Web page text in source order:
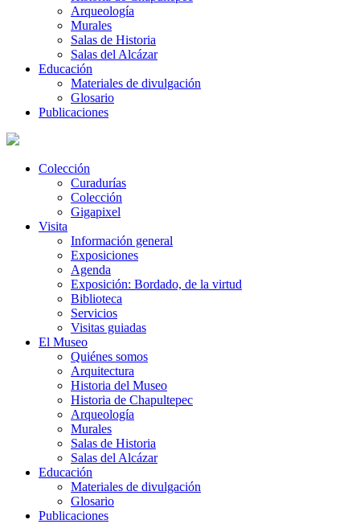
Arqueología
Murales
Salas de Historia
Salas del Alcázar
Educación
Materiales de divulgación
Glosario
Publicaciones
Colección
Curadurías
Colección
Gigapixel
Visita
Información general
Exposiciones
Agenda
Exposición: Bordado, de la virtud
Biblioteca
Servicios
Visitas guiadas
El Museo
Quiénes somos
Arquitectura
Historia del Museo
Historia de Chapultepec
Arqueología
Murales
Salas de Historia
Salas del Alcázar
Educación
Materiales de divulgación
Glosario
Publicaciones